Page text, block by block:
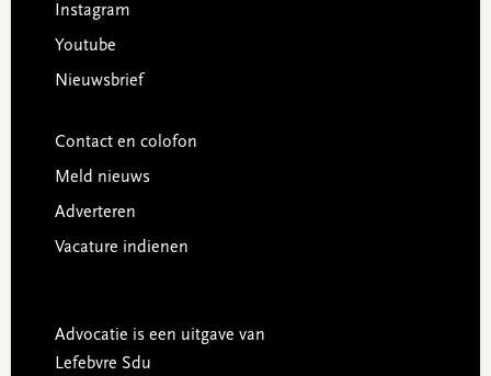
Instagram
Youtube
Nieuwsbrief
Contact en colofon
Meld nieuws
Adverteren
Vacature indienen
Advocatie is een uitgave van
Lefebvre Sdu